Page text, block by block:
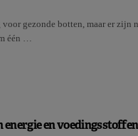
gezonde botten, maar er zijn
één …
en